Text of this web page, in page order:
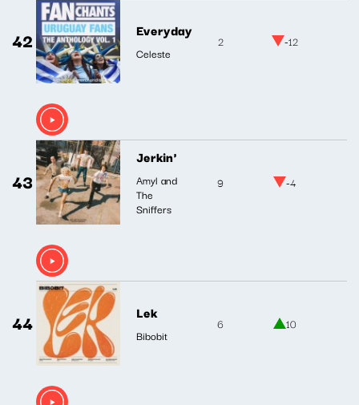
42 Everyday
Celeste
2 -12
43
Jerkin'
Amyl and
The
Sniffers
9 -4
44 Lek
Bibobit
6 10